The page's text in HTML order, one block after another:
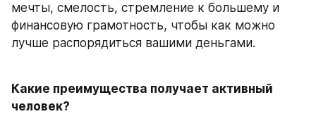
мечты, смелость, стремление к большему и
финансовую грамотность, чтобы как можно
лучше распорядиться вашими деньгами.
Какие преимущества получает активный
человек?